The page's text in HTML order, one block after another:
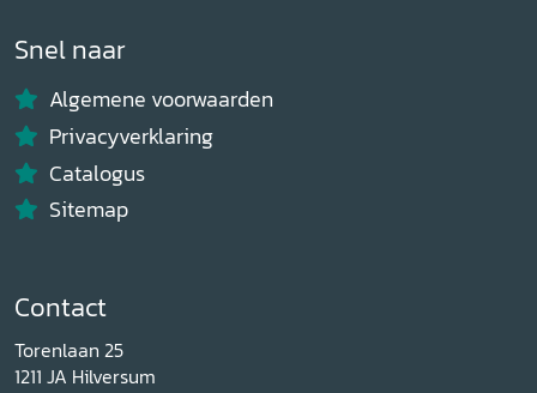
Snel naar
Algemene voorwaarden
Privacyverklaring
Catalogus
Sitemap
Contact
Torenlaan 25
1211 JA Hilversum